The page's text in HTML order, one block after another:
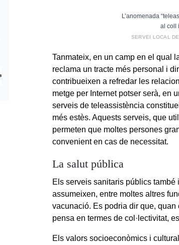
L’anomenada
al coll
SERVEI LOCAL
Tanmateix, en un camp en el qual
reclama un tracte més personal i
contribueixen a refredar les
metge per Internet potser serà, en
serveis de teleassistència
més estès. Aquests serveis, que
permeten que moltes persones
convenient en cas de necessitat.
La salut pública
Els serveis sanitaris públics
assumeixen, entre moltes altres
vacunació. Es podria dir que,
pensa en termes de col·lectivitat,
Els valors socioeconòmics i